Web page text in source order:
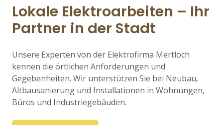
Lokale Elektroarbeiten – Ihr
Partner in der Stadt
Unsere Experten von der Elektrofirma Mertloch
kennen die örtlichen Anforderungen und
Gegebenheiten. Wir unterstützen Sie bei Neubau,
Altbausanierung und Installationen in Wohnungen,
Büros und Industriegebäuden.